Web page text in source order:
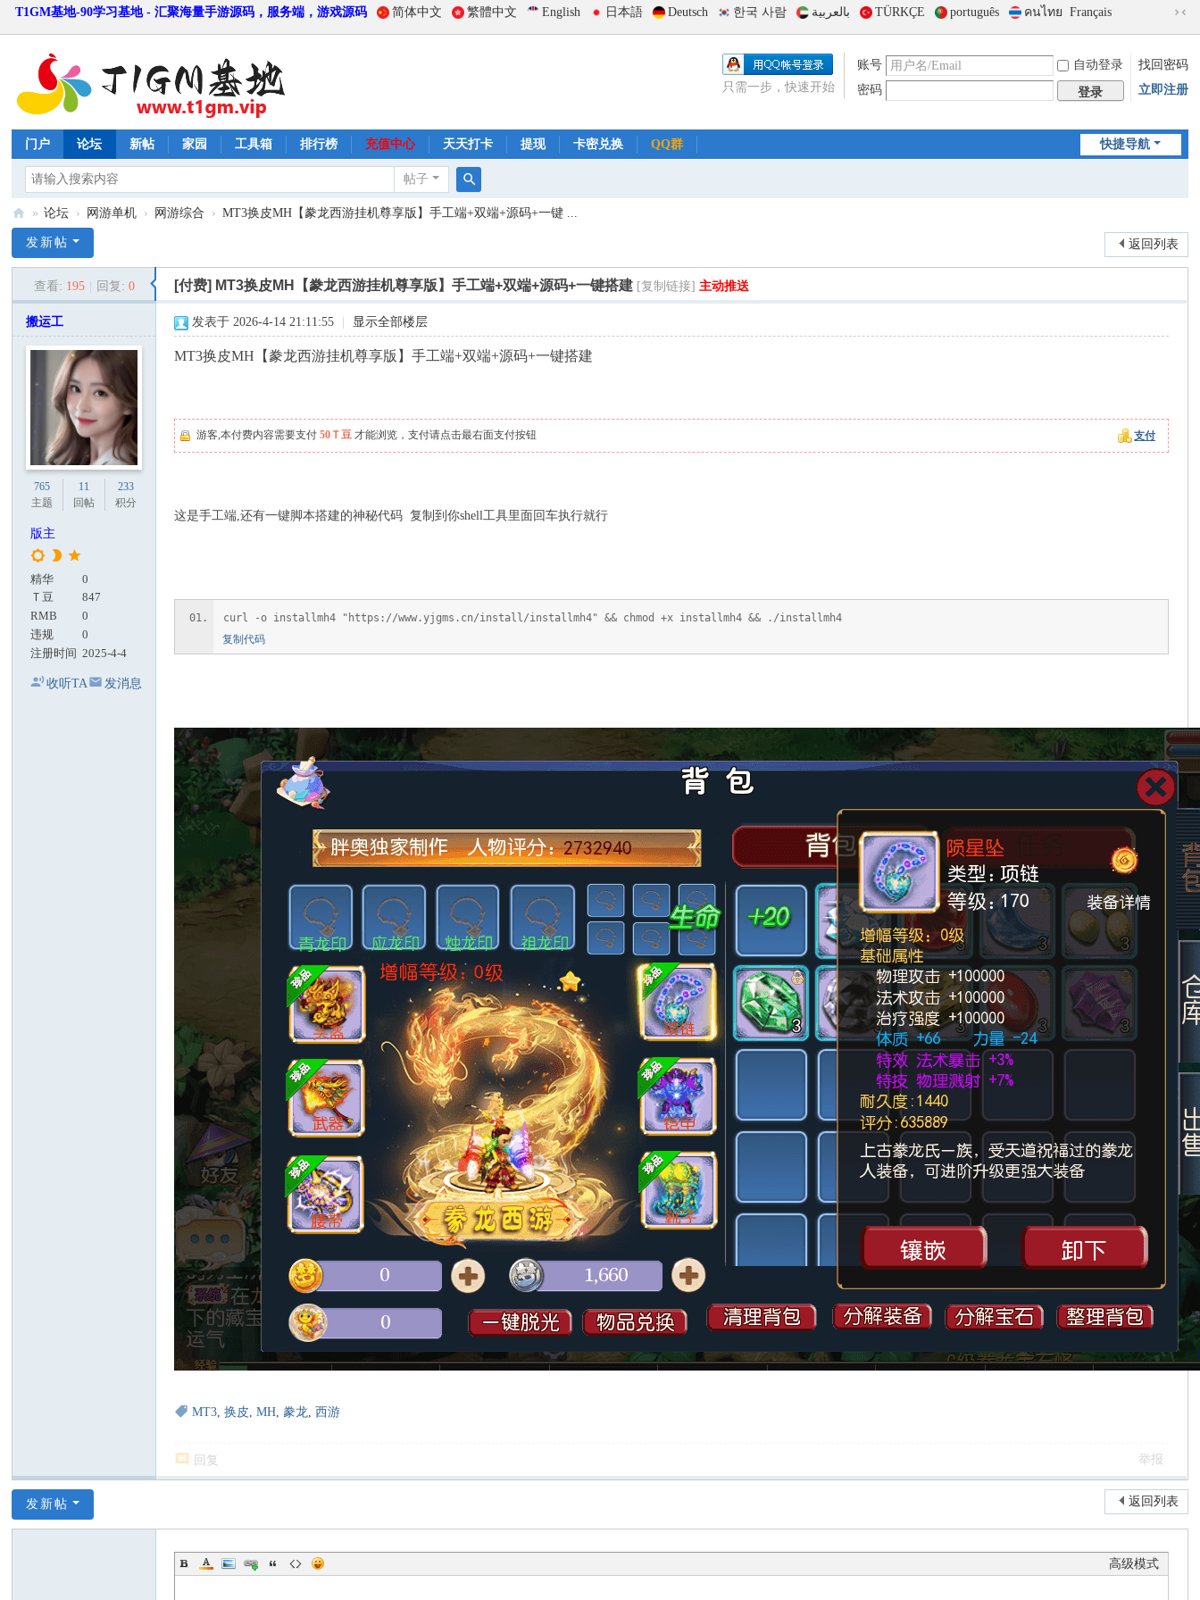
T1GM基地-90学习基地 - 汇聚海量手游源码，服务端，游戏源码 简体中文 繁體中文 English 日本語 Deutsch 한국 사람 بالعربية TÜRKÇE português คนไทย Français
到
版
账号 自动登录
找回密码
密码
登录 立即注册
只需一步，快速开始
快捷导航
门户 论坛 新帖 家园 工具箱 排行榜 充值中心 天天打卡 提现 卡密兑换 QQ群
帖子
搜
1
» 论坛 › 网游单机 › 网游综合 › MT3换皮MH【豢龙西游挂机尊享版】手工端+双端+源码+一键 ...
返回列表
发新帖
查看: 195 回复: 0 [付费] MT3换皮MH【豢龙西游挂机尊享版】手工端+双端+源码+一键搭建 [复制链接] 主动推送
搬运工
765
主题
11
回帖
233
积分
版主
精华
0
Ｔ豆
847
RMB
0
违规
0
注册时间 2025-4-4
收听TA 发消息
发表于 2026-4-14 21:11:55 显示全部楼层
MT3换皮MH【豢龙西游挂机尊享版】手工端+双端+源码+一键搭建
游客,本付费内容需要支付50Ｔ豆 才能浏览，支付请点击最右面支付按钮 支付
这是手工端,还有一键脚本搭建的神秘代码 复制到你shell工具里面回车执行就行
curl -o installmh4 "https://www.yjgms.cn/install/installmh4" && chmod +x installmh4 && ./installmh4
复制代码
MT3,换皮,MH,豢龙,西游
回复 举报
返回列表
发新帖
高级模式